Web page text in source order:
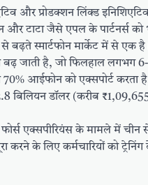
और प्रोडक्शन लिंक्ड
और टाटा जैसे एपल के पार्टनर्स को
बढ़ते स्मार्टफोन मार्केट में से एक
बढ़ जाती है, जो फिलहाल लगभग
आईफोन को एक्सपोर्ट करता
बिलियन डॉलर (करीब
फोर्स एक्सपीरियंस के मामले में
करने के लिए कर्मचारियों को